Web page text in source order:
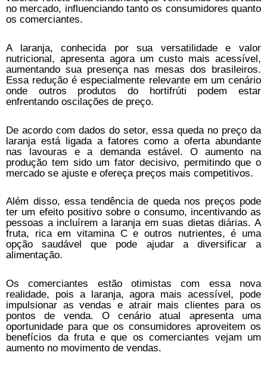
no mercado, influenciando tanto os consumidores quanto
os comerciantes.
A laranja, conhecida por sua versatilidade e valor
nutricional, apresenta agora um custo mais acessível,
aumentando sua presença nas mesas dos brasileiros.
Essa redução é especialmente relevante em um cenário
onde outros produtos do hortifrúti podem estar
enfrentando oscilações de preço.
De acordo com dados do setor, essa queda no preço da
laranja está ligada a fatores como a oferta abundante
nas lavouras e a demanda estável. O aumento na
produção tem sido um fator decisivo, permitindo que o
mercado se ajuste e ofereça preços mais competitivos.
Além disso, essa tendência de queda nos preços pode
ter um efeito positivo sobre o consumo, incentivando as
pessoas a incluírem a laranja em suas dietas diárias. A
fruta, rica em vitamina C e outros nutrientes, é uma
opção saudável que pode ajudar a diversificar a
alimentação.
Os comerciantes estão otimistas com essa nova
realidade, pois a laranja, agora mais acessível, pode
impulsionar as vendas e atrair mais clientes para os
pontos de venda. O cenário atual apresenta uma
oportunidade para que os consumidores aproveitem os
benefícios da fruta e que os comerciantes vejam um
aumento no movimento de vendas.